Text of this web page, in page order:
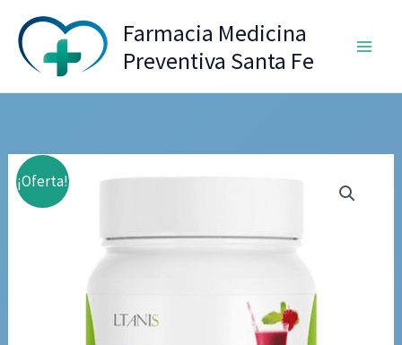
contenido
Farmacia Medicina
Preventiva Santa Fe
¡Oferta!